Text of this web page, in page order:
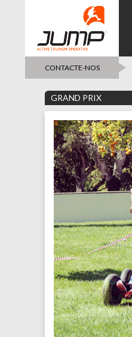
CONTACTE-NOS
GRAND PRIX